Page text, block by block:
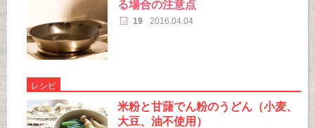
る場合の注意点
19 2016.04.04
レシピ
米粉と甘藷でん粉のうどん（小麦、
大豆、油不使用）